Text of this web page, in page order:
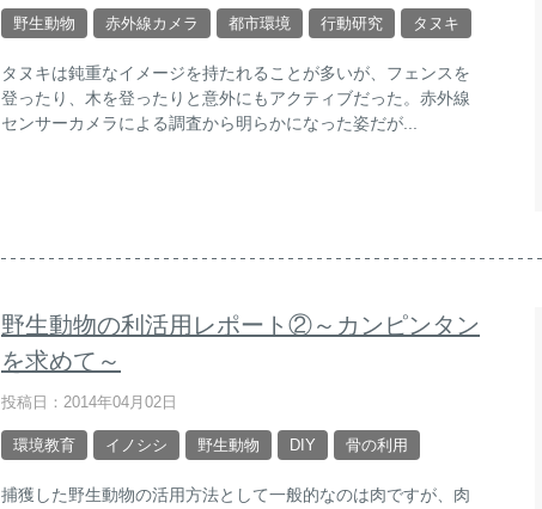
野生動物 赤外線カメラ 都市環境 行動研究 タヌキ
タヌキは鈍重なイメージを持たれることが多いが、フェンスを
登ったり、木を登ったりと意外にもアクティブだった。赤外線
センサーカメラによる調査から明らかになった姿だが...
野生動物の利活用レポート②～カンピンタン
を求めて～
投稿日：2014年04月02日
環境教育 イノシシ 野生動物 DIY 骨の利用
捕獲した野生動物の活用方法として一般的なのは肉ですが、肉